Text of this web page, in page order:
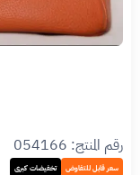
رقم المنتج: 054166
سعر قابل للتفاوض تخفيضات كبرى